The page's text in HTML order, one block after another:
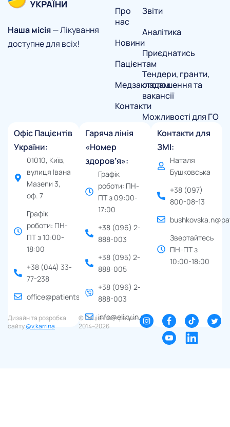
Наша місія— Лікування
доступне для всіх!
Про
нас
Новини
Пацієнтам
Медзакладам
Контакти
Звіти
Аналітика
Приєднатись
Тендери, гранти,
оголошення та
вакансії
Можливості для ГО
Офіс Пацієнтів
України:
01010, Київ,
вулиця Івана
Мазепи 3,
оф. 7
Графік
роботи: ПН-
ПТ з 10:00-
18:00
+38 (044) 33-
77-238
office@patients.org.ua
Гаряча лінія
«Номер
здоровʼя»:
Графік
роботи: ПН-
ПТ з 09:00-
17:00
+38 (096) 2-
888-003
+38 (095) 2-
888-005
+38 (096) 2-
888-003
info@eliky.in.ua
Контакти для
ЗМІ:
Наталя
Бушковська
+38 (097)
800-08-13
Звертайтесь
ПН-ПТ з
10:00-18:00
Дизайн та розробка
сайту@v.karrina
© Пацієнти України ∙
2014–2026